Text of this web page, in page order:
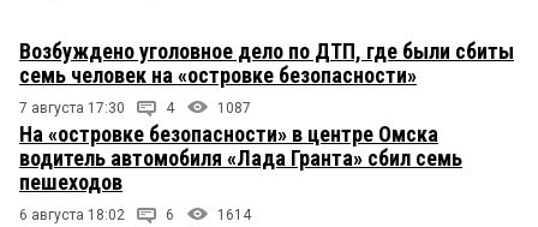
Возбуждено уголовное дело по ДТП, где были сбиты
семь человек на «островке безопасности»
7 августа 17:30 4 1087
На «островке безопасности» в центре Омска
водитель автомобиля «Лада Гранта» сбил семь
пешеходов
6 августа 18:02 6 1614